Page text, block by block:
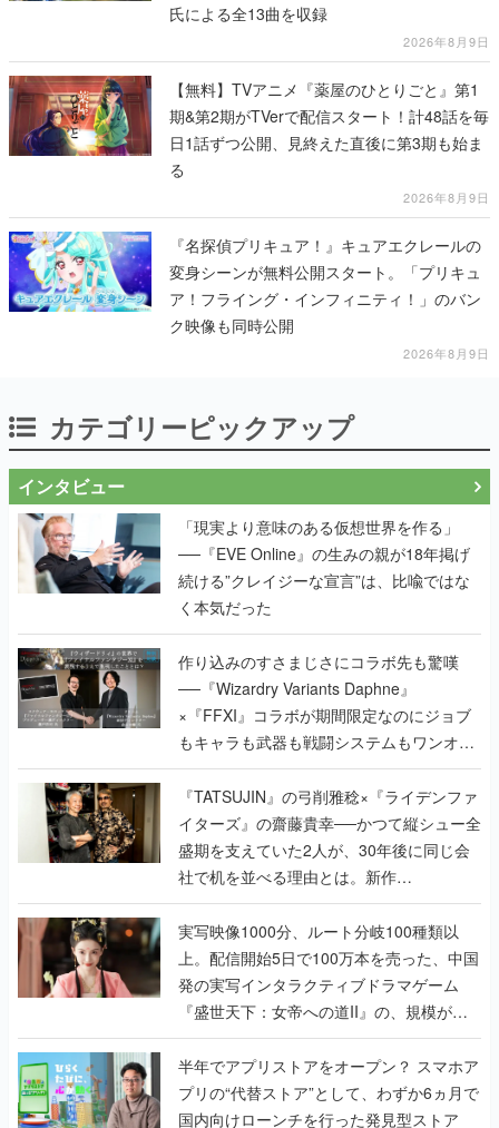
氏による全13曲を収録
2026年8月9日
【無料】TVアニメ『薬屋のひとりごと』第1
期&第2期がTVerで配信スタート！計48話を毎
日1話ずつ公開、見終えた直後に第3期も始ま
る
2026年8月9日
『名探偵プリキュア！』キュアエクレールの
変身シーンが無料公開スタート。「プリキュ
ア！フライング・インフィニティ！」のバン
ク映像も同時公開
2026年8月9日
カテゴリーピックアップ
インタビュー
「現実より意味のある仮想世界を作る」
──『EVE Online』の生みの親が18年掲げ
続ける”クレイジーな宣言”は、比喩ではな
く本気だった
作り込みのすさまじさにコラボ先も驚嘆
──『Wizardry Variants Daphne』
×『FFXI』コラボが期間限定なのにジョブ
もキャラも武器も戦闘システムもワンオフ
で作り込まれた理由を両ディレクターに聞
く
『TATSUJIN』の弓削雅稔×『ライデンファ
イターズ』の齋藤貴幸──かつて縦シュー全
盛期を支えていた2人が、30年後に同じ会
社で机を並べる理由とは。新作
『TATSUJIN EXTREME』で初タッグを組
んだレジェンド2人に訊く開発秘話
実写映像1000分、ルート分岐100種類以
上。配信開始5日で100万本を売った、中国
発の実写インタラクティブドラマゲーム
『盛世天下：女帝への道II』の、規模が違
うこだわりをプロデューサーに聞いた
半年でアプリストアをオープン？ スマホア
プリの“代替ストア”として、わずか6ヵ月で
国内向けローンチを行った発見型ストア